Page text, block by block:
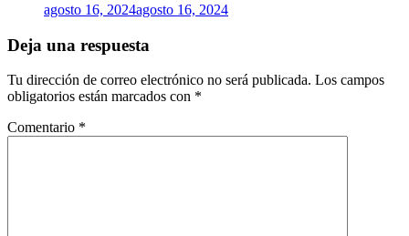
agosto 16, 2024agosto 16, 2024
Deja una respuesta
Tu dirección de correo electrónico no será publicada. Los campos
obligatorios están marcados con *
Comentario *